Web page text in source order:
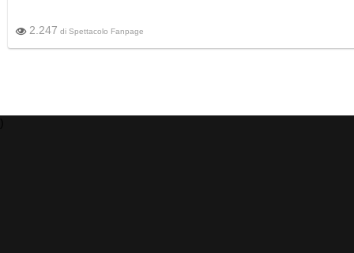
2.247 di Spettacolo Fanpage